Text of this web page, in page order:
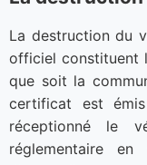
La destruction du
officiel constituent
que soit la
certificat est
réceptionné le
réglementaire